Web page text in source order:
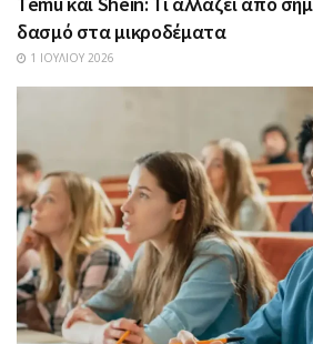
δασμό στα μικροδέματα
1 ΙΟΥΛΊΟΥ 2026